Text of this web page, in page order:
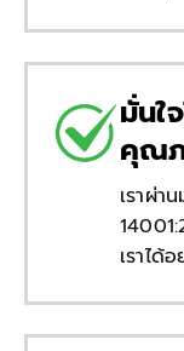
มั่นใ
คุณ
เราผ่า
เราได้